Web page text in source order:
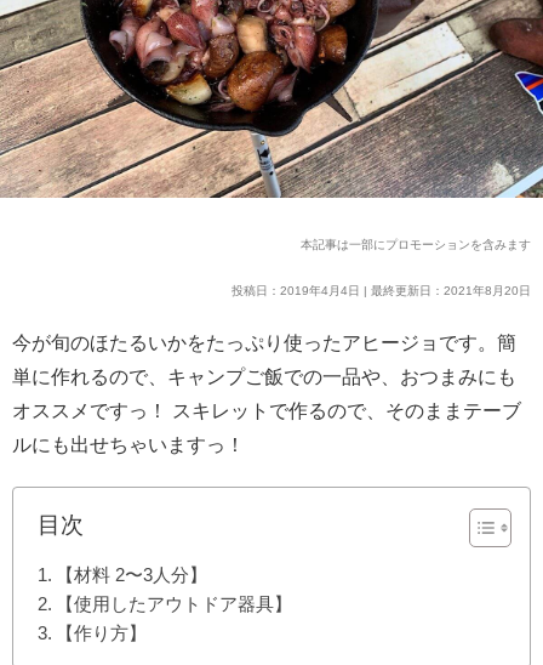
本記事は一部にプロモーションを含みます
投稿日：2019年4月4日 | 最終更新日：2021年8月20日
今が旬のほたるいかをたっぷり使ったアヒージョです。簡
単に作れるので、キャンプご飯での一品や、おつまみにも
オススメですっ！ スキレットで作るので、そのままテーブ
ルにも出せちゃいますっ！
目次
【材料 2〜3人分】
【使用したアウトドア器具】
【作り方】